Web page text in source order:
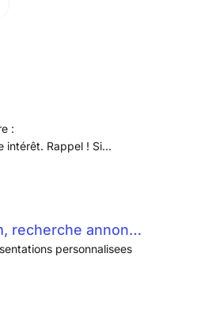
:
intérêt. Rappel ! Si
de vigilance URSSAF ou
recherche annonce
personnalisees